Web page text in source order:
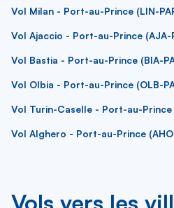
Vol Milan - Port-au-Prince (LIN-
Vol Ajaccio - Port-au-Prince (AJA-
Vol Bastia - Port-au-Prince (BIA-
Vol Olbia - Port-au-Prince (OLB-
Vol Turin-Caselle - Port-au-Prince
Vol Alghero - Port-au-Prince
Vols vers les